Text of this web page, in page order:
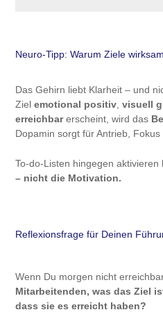
Neuro-Tipp: Warum Ziele
Das Gehirn liebt Klarheit – und
Ziel emotional positiv, visuell
erreichbarerscheint, wird das
Dopamin sorgt für Antrieb, Fokus
To-do-Listen hingegen aktivieren
– nicht die Motivation.
Reflexionsfrage für Deinen
Wenn Du morgen nicht
Mitarbeitenden, was das Ziel
dass sie es erreicht haben?